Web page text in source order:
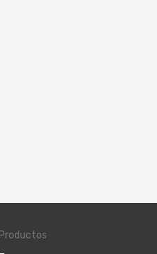
Productos